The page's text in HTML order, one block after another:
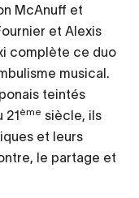
McAnuff et
et Alexis
complète ce duo
musical.
teintés
ème siècle, ils
et leurs
le partage et